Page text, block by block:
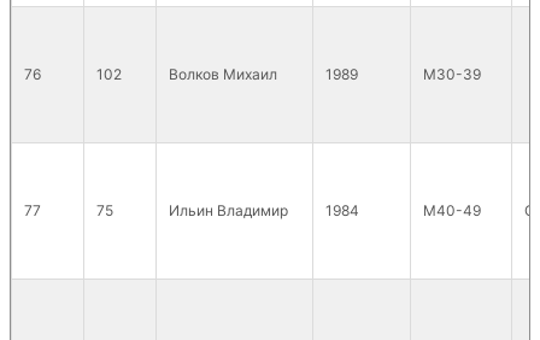
76 102 Волков Михаил 1989 М30-39
77 75 Ильин Владимир 1984 М40-49